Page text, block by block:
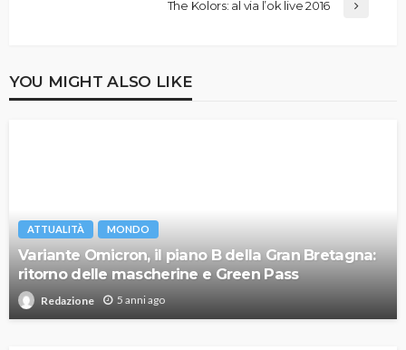
The Kolors: al via l’ok live 2016
YOU MIGHT ALSO LIKE
ATTUALITÀ MONDO
Variante Omicron, il piano B della Gran Bretagna:
ritorno delle mascherine e Green Pass
Redazione 5 anni ago